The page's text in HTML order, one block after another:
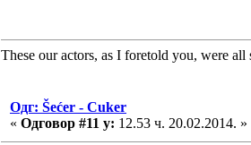
These our actors, as I foretold you, were
Одг: Šećer - Cuker
« Одговор #11 у: 12.53 ч. 20.02.2014. »